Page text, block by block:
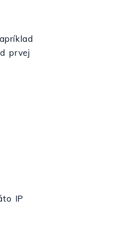
prvej
IP